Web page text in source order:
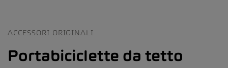
ACCESSORI ORIGINALI
Portabiciclette da tetto